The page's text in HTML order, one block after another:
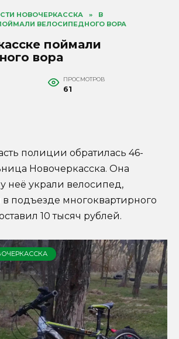
НОВОЧЕРКАССКА »
В
ВЕЛОСИПЕДНОГО ВОРА
поймали
вора
ПРОСМОТРОВ
61
полиции обратилась 46-
Новочеркасска. Она
неё украли велосипед,
в подъезде многоквартирного
10 тысяч рублей.